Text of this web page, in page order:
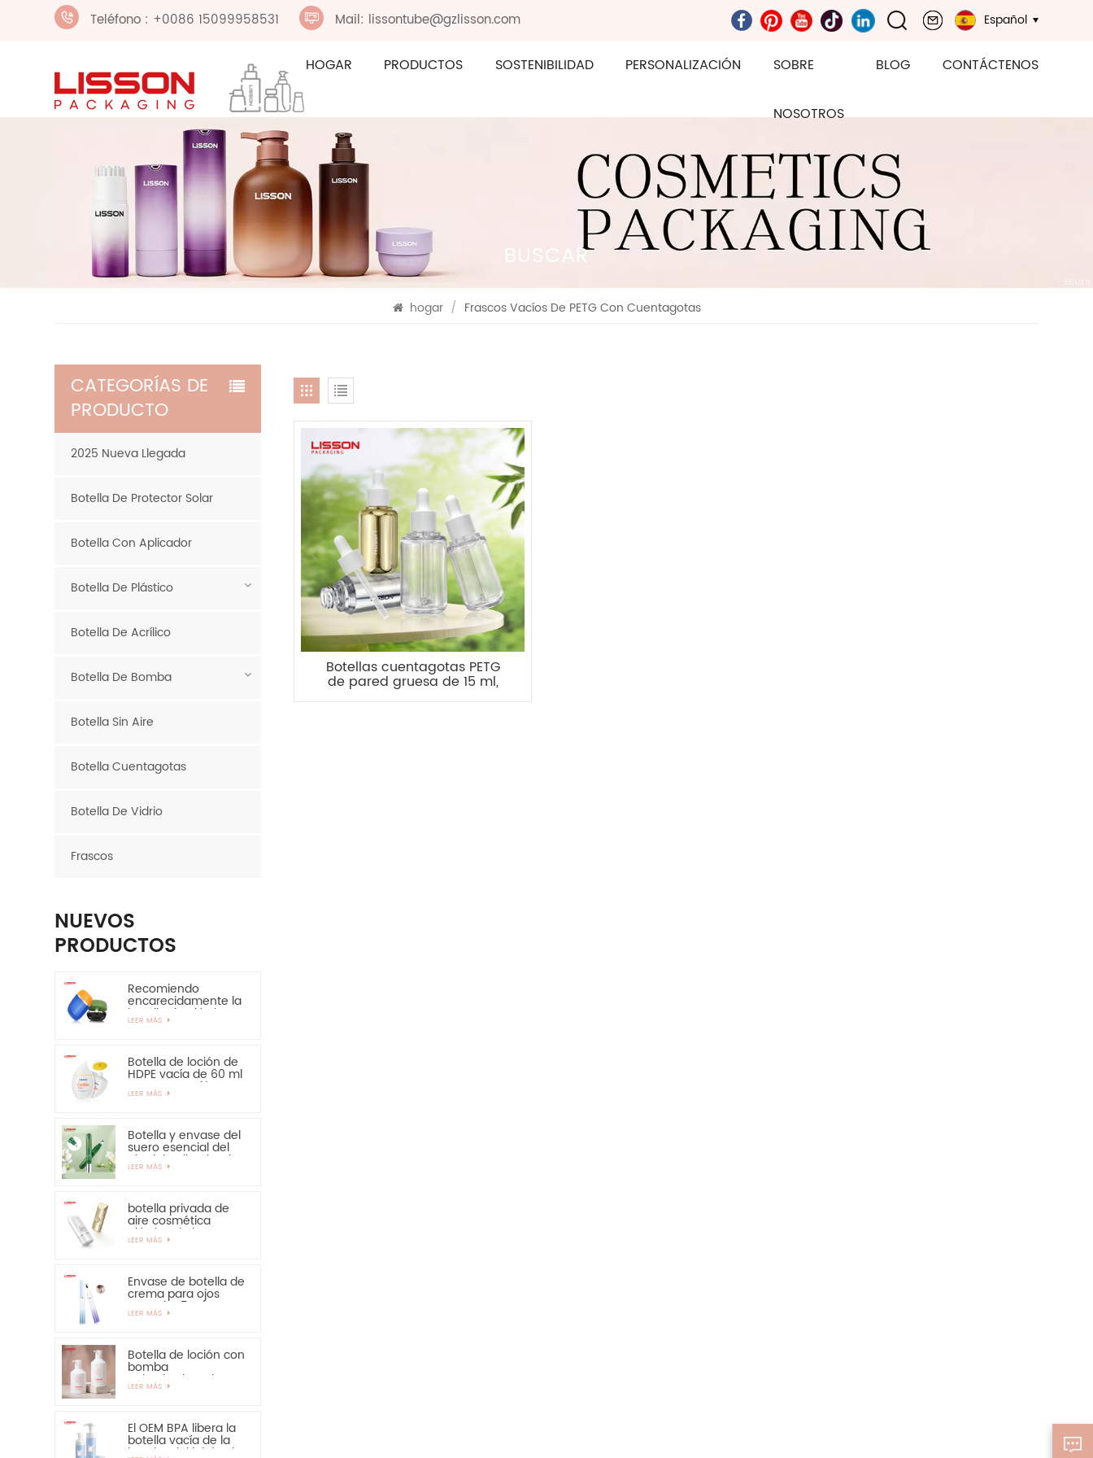
Teléfono : +0086 15099958531 Mail: lissontube@gzlisson.com Español
HOGAR PRODUCTOS SOSTENIBILIDAD PERSONALIZACIÓN SOBRE
NOSOTROS
BLOG CONTÁCTENOS
BUSCAR
hogar / Frascos Vacíos De PETG Con Cuentagotas
Botellas cuentagotas PETG
de pared gruesa de 15 ml,
30 ml y 50 ml
CATEGORÍAS DE
PRODUCTO
2025 Nueva Llegada
Botella De Protector Solar
Botella Con Aplicador
Botella De Plástico
Botella De Acrílico
Botella De Bomba
Botella Sin Aire
Botella Cuentagotas
Botella De Vidrio
Frascos
NUEVOS
PRODUCTOS
Recomiendo
encarecidamente la
botella de plástico
ovalada de la
30ml 50ml
LEER MÁS
Botella de loción de
HDPE vacía de 60 ml
para protección
solar: muy
LEER MÁS
Botella y envase del
suero esencial del
ojo del aplicador de
la aleación del cinc
LEER MÁS
botella privada de
aire cosmética
plástica de la crema
de manos de la
50ml
LEER MÁS
Envase de botella de
crema para ojos
PETG de 15 ml con
aplicador de
LEER MÁS
Botella de loción con
bomba
pulverizadora de
300ml y 350ml para
LEER MÁS
El OEM BPA libera la
botella vacía de la
bomba del jabón de